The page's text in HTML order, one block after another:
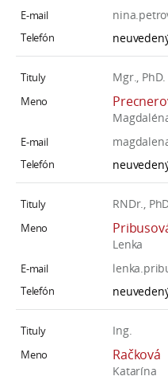
Mgr., PhD.
RNDr.,
Lenka
Ing.
Račková
Katarína